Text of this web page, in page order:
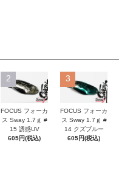
2
FOCUS フォーカ
ス Sway 1.7ｇ #
15 誘惑UV
605円(税込)
3
FOCUS フォーカ
ス Sway 1.7ｇ #
14 クズブルー
605円(税込)